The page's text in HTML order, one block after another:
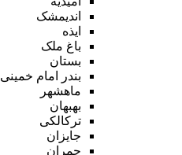
اندیمشک
ایذه
باغ ملک
بستان
بندر امام خمینی
ماهشهر
بهبهان
ترکالکی
جایزان
چمران